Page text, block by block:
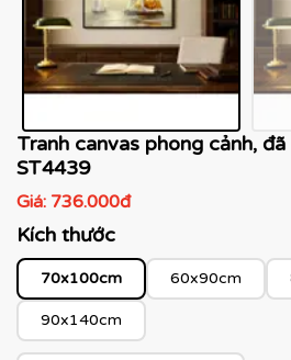
Tranh canvas phong cảnh,
ST4439
Giá: 736.000đ
Kích thước
70x100cm 60x90cm
90x140cm